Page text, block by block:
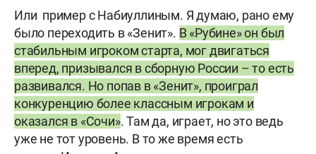
Или пример с Набиуллиным. Я думаю, рано ему
было переходить в «Зенит». В «Рубине» он был
стабильным игроком старта, мог двигаться
вперед, призывался в сборную России – то есть
развивался. Но попав в «Зенит», проиграл
конкуренцию более классным игрокам и
оказался в «Сочи». Там да, играет, но это ведь
уже не тот уровень. В то же время есть